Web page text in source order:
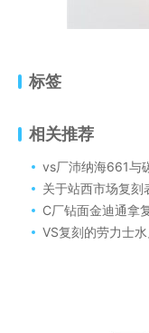
标签
相关推荐
vs厂沛纳海661与
关于站西市场复刻表绿水
C厂钻面金迪通拿
VS复刻的劳力士水